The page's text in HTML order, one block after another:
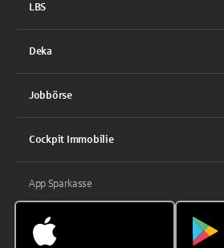
LBS
Deka
Jobbörse
Cockpit Immobilie
App Sparkasse